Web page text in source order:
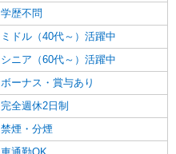
学歴不問
ミドル（40代～）活躍中
シニア（60代～）活躍中
ボーナス・賞与あり
完全週休2日制
禁煙・分煙